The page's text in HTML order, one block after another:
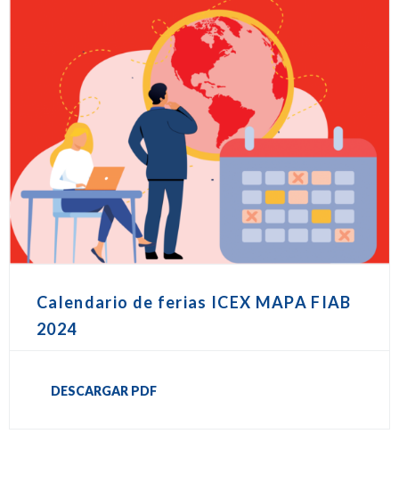
Calendario de ferias ICEX MAPA FIAB
2024
DESCARGAR PDF